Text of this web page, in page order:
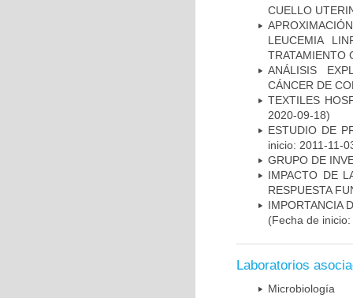
CUELLO
LEUCEMIA
TRATAMIENTO
ANÁLISIS
CÁNCER DE
TEXTILES
2020-09-18)
ESTUDIO DE
inicio: 2011-11-
GRUPO DE
IMPACTO DE
RESPUESTA
IMPORTANCIA
(Fecha de
Laboratorios
Microbiología